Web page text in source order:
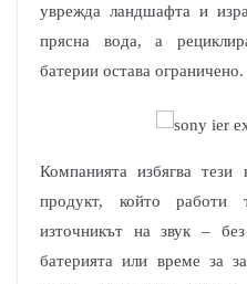
уврежда ландшафта и
прясна вода, а
батерии остава ограничено.
Компанията избягва тези
продукт, който работи
източникът на звук –
батерията или време за